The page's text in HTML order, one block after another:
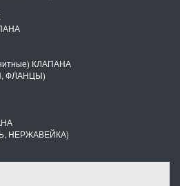
КЛАПАНА
ФЛАНЦЫ)
НЕРЖАВЕЙКА)